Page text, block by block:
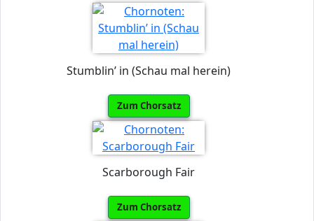
Stumblin’ in (Schau mal herein)
Zum Chorsatz
Scarborough Fair
Zum Chorsatz